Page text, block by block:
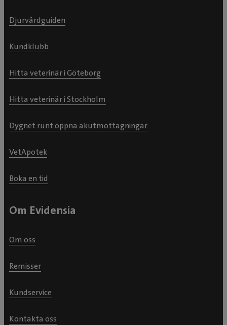
Djurvårdguiden
Kundklubb
Hitta veterinär i Göteborg
Hitta veterinär i Stockholm
Dygnet runt öppna akutmottagningar
VetApotek
Boka en tid
Om Evidensia
Om oss
Remisser
Kundservice
Kontakta oss